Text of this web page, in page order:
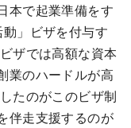
本で起業準備をす
」ビザを付与す
ザでは高額な資本
業のハードルが高
たのがこのビザ制
伴走支援するのが